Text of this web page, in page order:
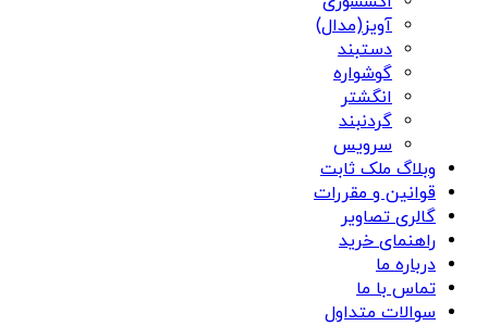
آویز(مدال)
دستبند
گوشواره
انگشتر
گردنبند
سرویس
وبلاگ ملک ثابت
قوانین و مقررات
گالری تصاویر
راهنمای خرید
درباره ما
تماس با ما
سوالات متداول